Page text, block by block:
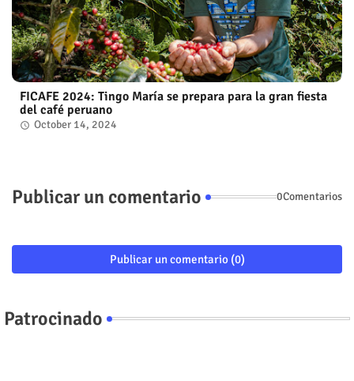
FICAFE 2024: Tingo María se prepara para la gran fiesta
del café peruano
October 14, 2024
Publicar un comentario 0Comentarios
Publicar un comentario (0)
Patrocinado